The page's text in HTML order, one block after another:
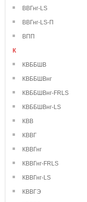
ВВГнг-LS
ВВГнг-LS-П
ВПП
К
КВББШВ
КВББШВнг
КВББШВнг-FRLS
КВББШВнг-LS
КВВ
КВВГ
КВВГнг
КВВГнг-FRLS
КВВГнг-LS
КВВГЭ